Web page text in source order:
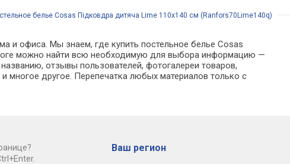
белье Cosas Підковдра дитяча Lime 110х140 см (Ranfors70Lime140q)
и офиса. Мы знаем, где купить постельное белье Cosas
можно найти всю необходимую для выбора информацию —
отзывы пользователей, фотогалереи товаров,
и многое другое. Перепечатка любых материалов только с
Ваш регион